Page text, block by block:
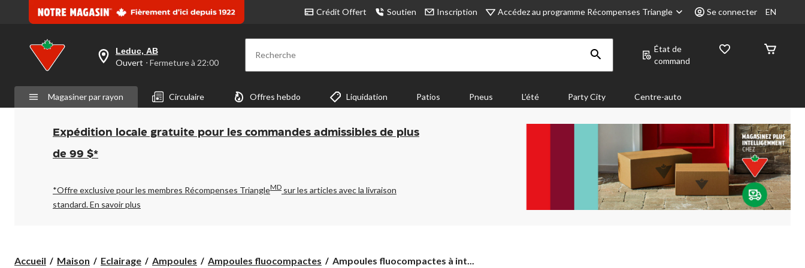
Crédit Offert Soutien Inscription Accédez au programme Récompenses Triangle Se connecter EN
votre
est
Leduc,
AB,
Ouvert,
Fermeture
à
pour
changer
Leduc, AB
Ouvert ⋅ Fermeture à 22:00 Recherche
État de
command
Magasiner par rayon Circulaire Offres hebdo Liquidation Patios Pneus L’été Party City Centre-auto
Expédition locale gratuite pour les commandes admissibles de plus
de 99 $*
*Offre exclusive pour les membres Récompenses TriangleMD sur les articles avec la livraison
standard.En savoir plus
Accueil Maison Eclairage Ampoules Ampoules fluocompactes
Ampoules
Ampoules fluocompactes à int...